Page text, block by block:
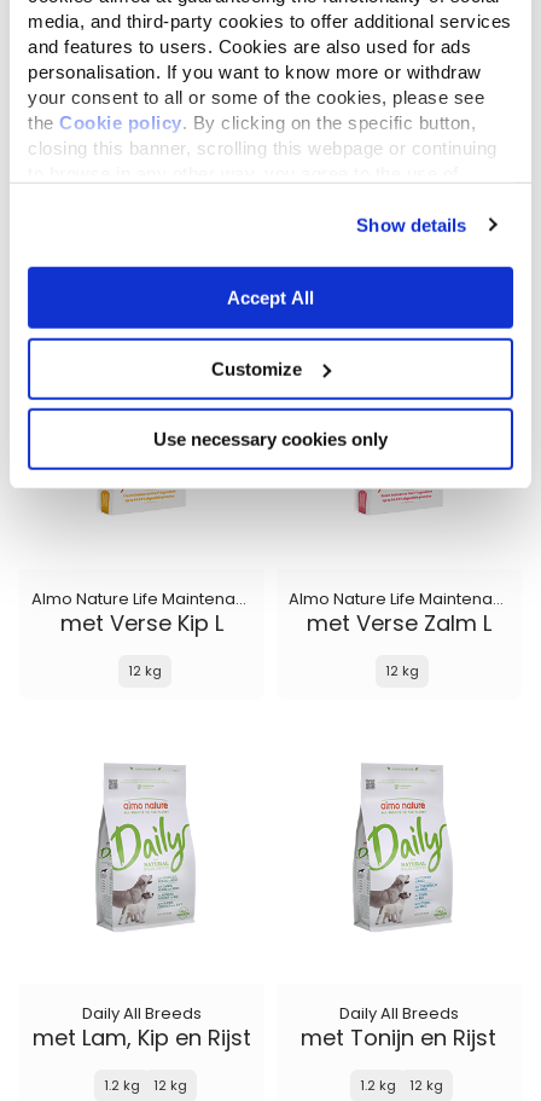
media, and third-party cookies to offer additional services
and features to users. Cookies are also used for ads
personalisation. If you want to know more or withdraw
your consent to all or some of the cookies, please see
the Cookie policy . By clicking on the specific button,
closing this banner, scrolling this webpage or continuing
Show details
Accept All
Customize
Use necessary cookies only
Almo Nature Life Maintenance Almo Nature Life Maintenance
Almo Nature Life Maintenance
met Verse Kip L
12 kg
Almo Nature Life Maintenance
met Verse Zalm L
12 kg
Daily All Breeds
met Lam, Kip en Rijst
1.2 kg 12 kg
Daily All Breeds
met Tonijn en Rijst
1.2 kg 12 kg